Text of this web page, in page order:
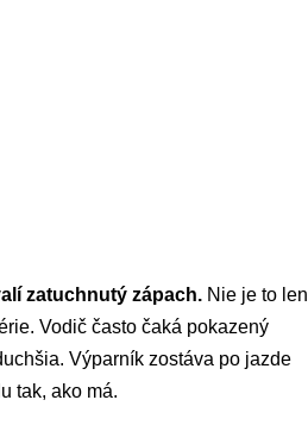
zatuchnutý zápach. Nie je to len
Vodič často čaká pokazený
Výparník zostáva po jazde
tak, ako má.